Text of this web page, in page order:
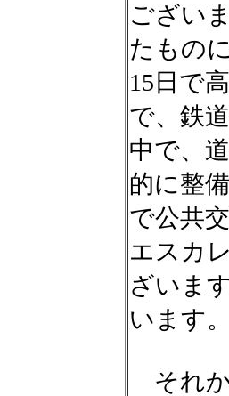
ござい
たもの
15日で
で、鉄
中で、
的に整
で公共
エスカ
ざいま
います。
それか